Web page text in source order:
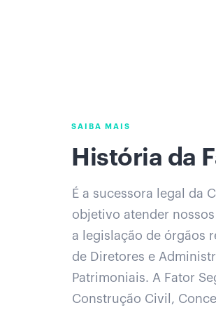
SAIBA MAIS
História da
É a sucessora legal da
objetivo atender
a legislação de órgãos
de Diretores e
Patrimoniais. A Fator
Construção Civil,